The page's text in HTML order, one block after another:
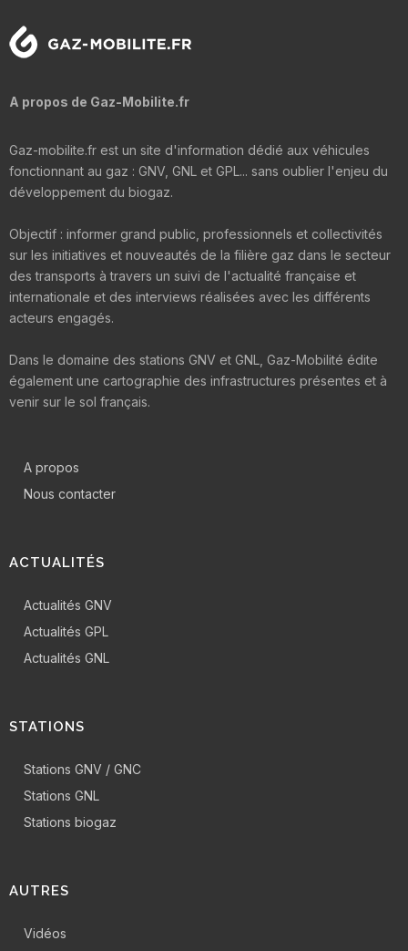
A propos de Gaz-Mobilite.fr
Gaz-mobilite.fr est un site d'information dédié aux véhicules
fonctionnant au gaz : GNV, GNL et GPL... sans oublier l'enjeu du
développement du biogaz.
Objectif : informer grand public, professionnels et collectivités
sur les initiatives et nouveautés de la filière gaz dans le secteur
des transports à travers un suivi de l'actualité française et
internationale et des interviews réalisées avec les différents
acteurs engagés.
Dans le domaine des stations GNV et GNL, Gaz-Mobilité édite
également une cartographie des infrastructures présentes et à
venir sur le sol français.
A propos
Nous contacter
ACTUALITÉS
Actualités GNV
Actualités GPL
Actualités GNL
STATIONS
Stations GNV / GNC
Stations GNL
Stations biogaz
AUTRES
Vidéos